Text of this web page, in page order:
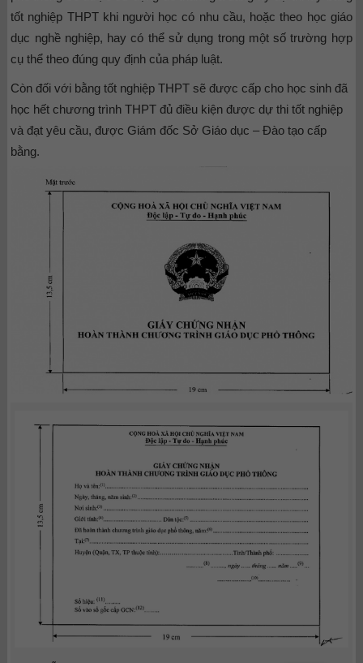
tốt nghiệp THPT khi người học có nhu cầu, hoặc theo học giáo
dục nghề nghiệp, hay có thể sử dụng trong một số trường hợp
cụ thể theo đúng quy định của pháp luật.
Còn đối với bằng tốt nghiệp THPT sẽ được cấp cho học sinh đã
học hết chương trình THPT đủ điều kiện được dự thi tốt nghiệp
và đạt yêu cầu, được Giám đốc Sở Giáo dục – Đào tạo cấp
bằng.